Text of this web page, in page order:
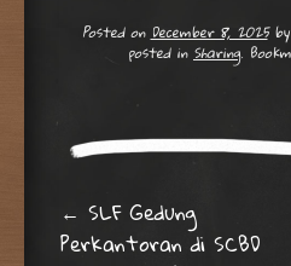
Posted on December 8, 2025by
posted in Sharing.
Post
← SLF Gedung
Perkantoran di SCBD